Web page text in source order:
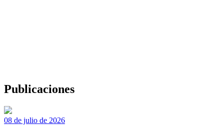
Publicaciones
08 de julio de 2026